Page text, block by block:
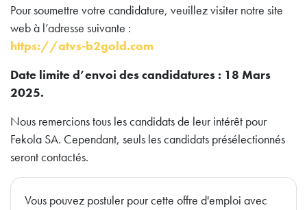
Pour soumettre votre candidature, veuillez visiter notre site
web à l’adresse suivante :
https://atvs-b2gold.com
Date limite d’envoi des candidatures : 18 Mars
2025.
Nous remercions tous les candidats de leur intérêt pour
Fekola SA. Cependant, seuls les candidats présélectionnés
seront contactés.
Vous pouvez postuler pour cette offre d'emploi avec